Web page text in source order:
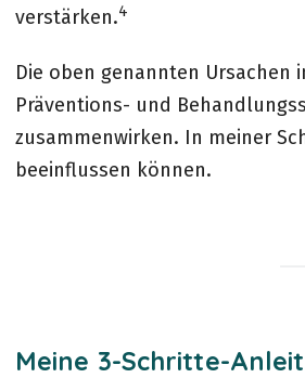
verstärken.4
Die oben genannten
Präventions- und
zusammenwirken. In meiner
beeinflussen können.
Meine 3-Schritte-